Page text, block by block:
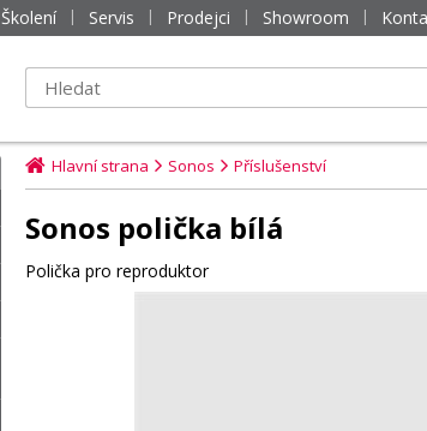
Školení Servis Prodejci Showroom
Hlavní strana Sonos Příslušenství
Sonos polička bílá
Polička pro reproduktor